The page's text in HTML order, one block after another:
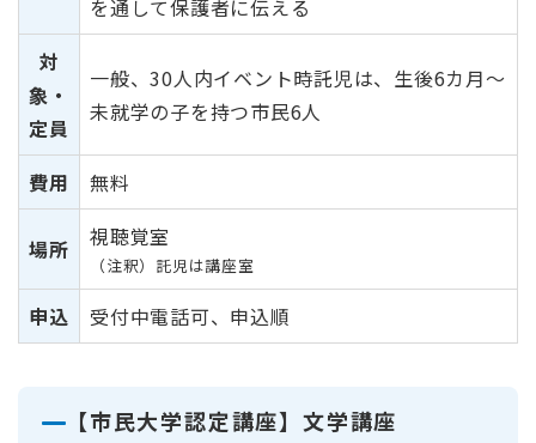
を通して保護者に伝える
対
象・
定員
一般、30人内イベント時託児は、生後6カ月～
未就学の子を持つ市民6人
費用 無料
場所 視聴覚室
（注釈）託児は講座室
申込 受付中電話可、申込順
【市民大学認定講座】文学講座